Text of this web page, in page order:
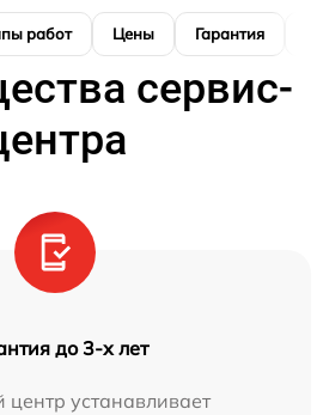
работ Цены Гарантия
сервис-
до 3-х лет
устанавливает